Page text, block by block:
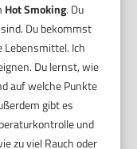
Hot Smoking. Du
Du bekommst
Lebensmittel. Ich
Du lernst, wie
auf welche Punkte
gibt es
und
zu viel Rauch oder